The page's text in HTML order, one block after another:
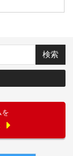
を